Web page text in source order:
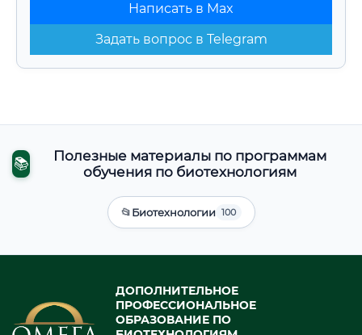
Написать в Max
Задать вопрос в Telegram
📚
Полезные материалы по программам
обучения по биотехнологиям
📂Биотехнологии 100
ДОПОЛНИТЕЛЬНОЕ
ПРОФЕССИОНАЛЬНОЕ
ОБРАЗОВАНИЕ ПО